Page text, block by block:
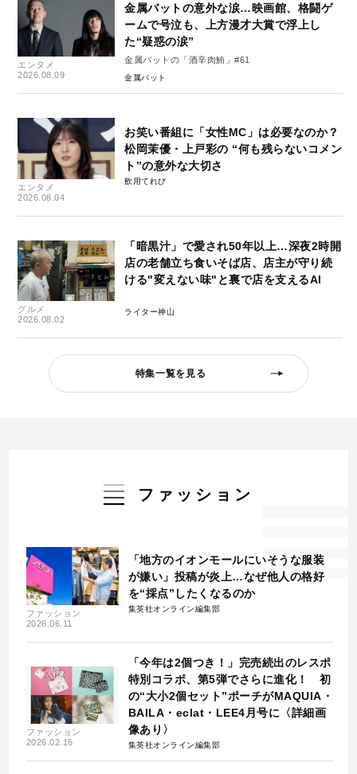
エンタメ
2026.08.09
金属バットの意外な涙…映画館、格闘ゲ
ームで号泣も、上方漫才大賞で浮上し
た“疑惑の涙”
金属バットの「酒辛肉鮪」#61
金属バット
エンタメ
2026.08.04
お笑い番組に「女性MC」は必要なのか？
松岡茉優・上戸彩の “何も残らないコメン
ト”の意外な大切さ
飲用てれび
グルメ
2026.08.02
「暗黒汁」で愛され50年以上…深夜2時開
店の老舗立ち食いそば店、店主が守り続
ける"変えない味"と裏で店を支えるAI
ライター神山
特集一覧を見る
ファッション
ファッション
2026.06.11
「地方のイオンモールにいそうな服装
が嫌い」投稿が炎上…なぜ他人の格好
を“採点”したくなるのか
集英社オンライン編集部
ファッション
2026.02.16
「今年は2個つき！」完売続出のレスポ
特別コラボ、第5弾でさらに進化！ 初
の“大小2個セット”ポーチがMAQUIA・
BAILA・eclat・LEE4月号に〈詳細画
像あり〉
集英社オンライン編集部